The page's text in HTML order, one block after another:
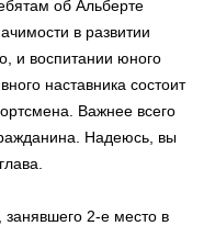
об Альберте
в развитии
и воспитании юного
наставника состоит
Важнее всего
Надеюсь, вы
2-е место в